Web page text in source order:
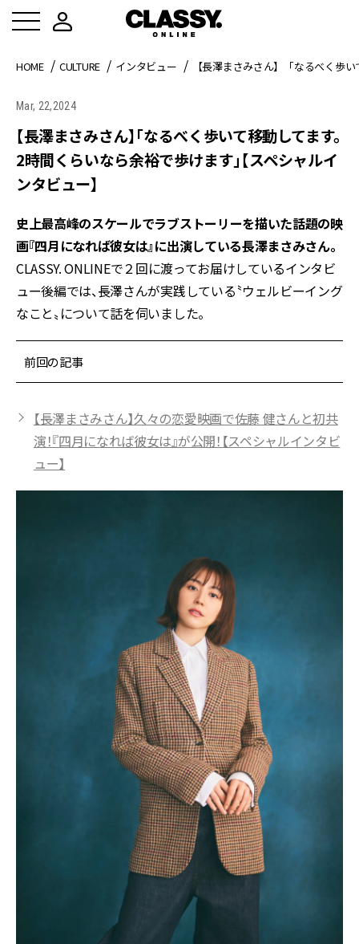
HOME CULTURE インタビュー 【長澤まさみさん】「なるべく歩
Mar, 22,2024
【長澤まさみさん】「なるべく歩いて移動してます。
2時間くらいなら余裕で歩けます」【スペシャルイ
ンタビュー】
史上最高峰のスケールでラブストーリーを描いた話題の映
画『四月になれば彼女は』に出演している長澤まさみさん。
CLASSY. ONLINEで２回に渡ってお届けしているインタビ
ュー後編では、長澤さんが実践している〝ウェルビーイング
なこと〟について話を伺いました。
前回の記事
【長澤まさみさん】久々の恋愛映画で佐藤 健さんと初共
演！『四月になれば彼女は』が公開！【スペシャルインタビ
ュー】